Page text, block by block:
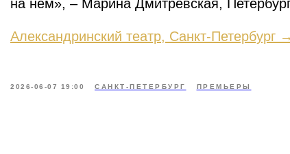
на нем», – Марина Дмитревская,
Александринский театр, Санкт-Петербург →
2026-06-07 19:00 САНКТ-ПЕТЕРБУРГ ПРЕМЬЕРЫ